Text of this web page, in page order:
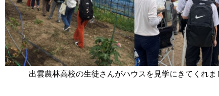
出雲農林高校の生徒さんがハウスを見学にきてくれま